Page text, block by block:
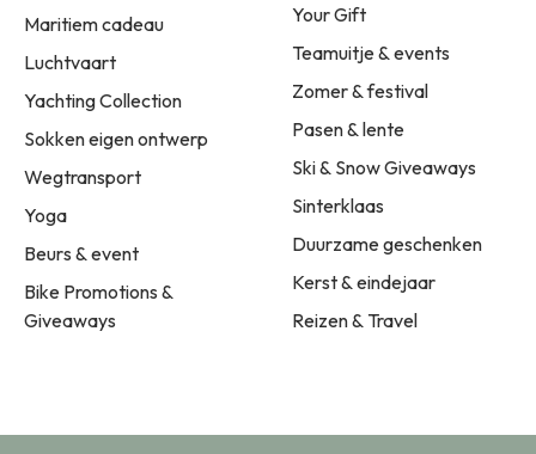
Maritiem cadeau
Luchtvaart
Yachting Collection
Sokken eigen ontwerp
Wegtransport
Yoga
Beurs & event
Bike Promotions &
Giveaways
Your Gift
Teamuitje & events
Zomer & festival
Pasen & lente
Ski & Snow Giveaways
Sinterklaas
Duurzame geschenken
Kerst & eindejaar
Reizen & Travel